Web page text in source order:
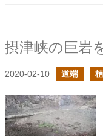
摂津峡の巨岩
2020-02-10 道端